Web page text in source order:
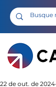
22 de out. de 2024